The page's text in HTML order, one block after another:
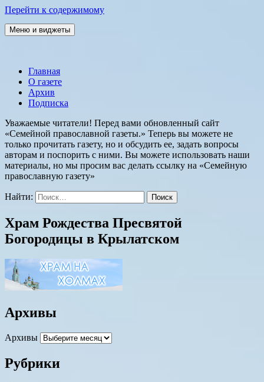
Перейти к содержимому
Семейная православная газета
Меню и виджеты
Главная
О газете
Архив
Подписка
Уважаемые читатели! Перед вами обновленный сайт
«Семейной православной газеты.» Теперь вы можете не
только прочитать газету, но и обсудить ее, задать вопросы
авторам и поспорить с ними. Вы можете использовать наши
материалы, но мы просим вас делать ссылку на «Семейную
православную газету»
Найти:
Храм Рождества Пресвятой
Богородицы в Крылатском
Архивы
Архивы
Рубрики